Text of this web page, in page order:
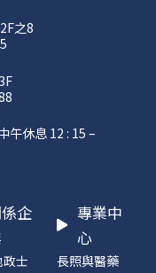
之8
午休息 12 : 15 –
企
士
專業中
心
長照與醫藥